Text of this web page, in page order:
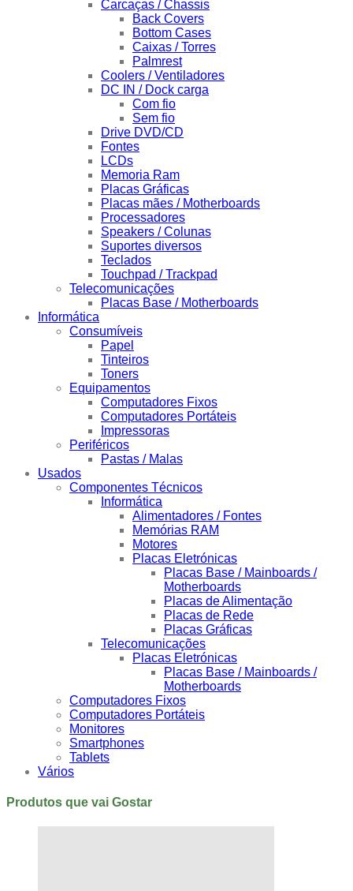
Carcaças / Chassis
Back Covers
Bottom Cases
Caixas / Torres
Palmrest
Coolers / Ventiladores
DC IN / Dock carga
Com fio
Sem fio
Drive DVD/CD
Fontes
LCDs
Memoria Ram
Placas Gráficas
Placas mães / Motherboards
Processadores
Speakers / Colunas
Suportes diversos
Teclados
Touchpad / Trackpad
Telecomunicações
Placas Base / Motherboards
Informática
Consumíveis
Papel
Tinteiros
Toners
Equipamentos
Computadores Fixos
Computadores Portáteis
Impressoras
Periféricos
Pastas / Malas
Usados
Componentes Técnicos
Informática
Alimentadores / Fontes
Memórias RAM
Motores
Placas Eletrónicas
Placas Base / Mainboards /
Motherboards
Placas de Alimentação
Placas de Rede
Placas Gráficas
Telecomunicações
Placas Eletrónicas
Placas Base / Mainboards /
Motherboards
Computadores Fixos
Computadores Portáteis
Monitores
Smartphones
Tablets
Vários
Produtos que vai Gostar